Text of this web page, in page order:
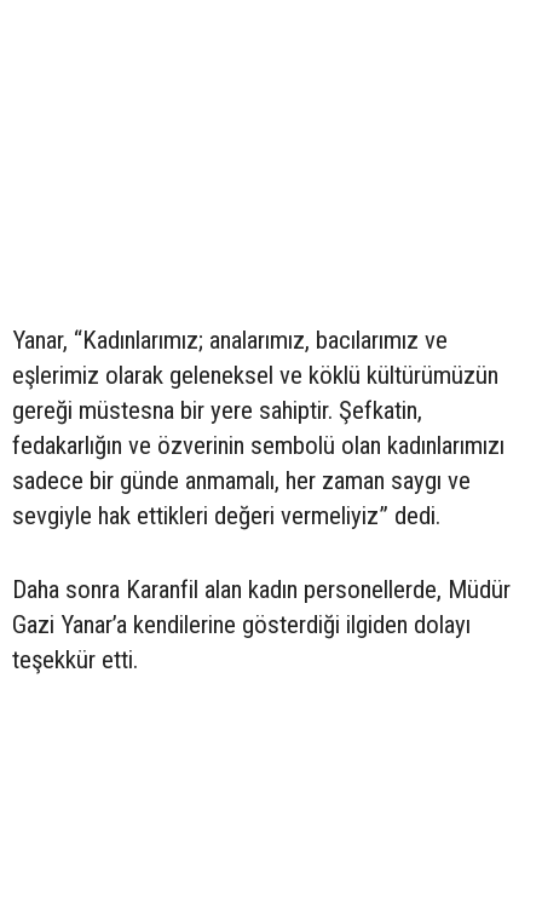
Yanar, “Kadınlarımız; analarımız, bacılarımız ve
eşlerimiz olarak geleneksel ve köklü kültürümüzün
gereği müstesna bir yere sahiptir. Şefkatin,
fedakarlığın ve özverinin sembolü olan kadınlarımızı
sadece bir günde anmamalı, her zaman saygı ve
sevgiyle hak ettikleri değeri vermeliyiz” dedi.
Daha sonra Karanfil alan kadın personellerde, Müdür
Gazi Yanar’a kendilerine gösterdiği ilgiden dolayı
teşekkür etti.